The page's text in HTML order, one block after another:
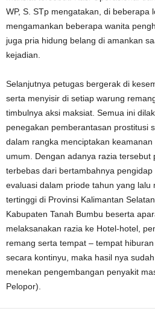
WP, S. STp mengatakan, di beberapa
mengamankan beberapa wanita
juga pria hidung belang di amankan
kejadian.
Selanjutnya petugas bergerak di
serta menyisir di setiap warung
timbulnya aksi maksiat. Semua ini
penegakan pemberantasan prostitusi
dalam rangka menciptakan
umum. Dengan adanya razia tersebut
terbebas dari bertambahnya pengidap
evaluasi dalam priode tahun yang lalu
tertinggi di Provinsi Kalimantan
Kabupaten Tanah Bumbu beserta
melaksanakan razia ke Hotel-hotel,
remang serta tempat – tempat
secara kontinyu, maka hasil nya
menekan pengembangan penyakit
Pelopor).